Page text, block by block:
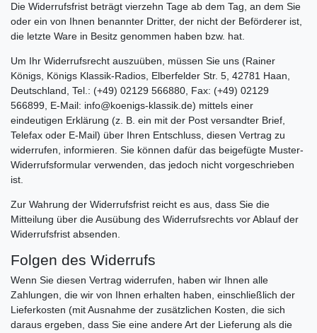
Die Widerrufsfrist beträgt vierzehn Tage ab dem Tag, an dem Sie
oder ein von Ihnen benannter Dritter, der nicht der Beförderer ist,
die letzte Ware in Besitz genommen haben bzw. hat.
Um Ihr Widerrufsrecht auszuüben, müssen Sie uns (Rainer
Königs, Königs Klassik-Radios, Elberfelder Str. 5, 42781 Haan,
Deutschland, Tel.: (+49) 02129 566880, Fax: (+49) 02129
566899, E-Mail: info@koenigs-klassik.de) mittels einer
eindeutigen Erklärung (z. B. ein mit der Post versandter Brief,
Telefax oder E-Mail) über Ihren Entschluss, diesen Vertrag zu
widerrufen, informieren. Sie können dafür das beigefügte Muster-
Widerrufsformular verwenden, das jedoch nicht vorgeschrieben
ist.
Zur Wahrung der Widerrufsfrist reicht es aus, dass Sie die
Mitteilung über die Ausübung des Widerrufsrechts vor Ablauf der
Widerrufsfrist absenden.
Folgen des Widerrufs
Wenn Sie diesen Vertrag widerrufen, haben wir Ihnen alle
Zahlungen, die wir von Ihnen erhalten haben, einschließlich der
Lieferkosten (mit Ausnahme der zusätzlichen Kosten, die sich
daraus ergeben, dass Sie eine andere Art der Lieferung als die